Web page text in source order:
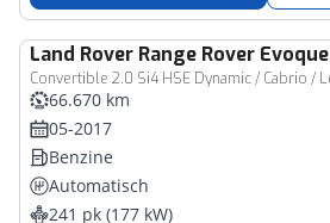
Land Rover Range Rover Evoque
66.670 km
05-2017
Benzine
Automatisch
241 pk (177 kW)